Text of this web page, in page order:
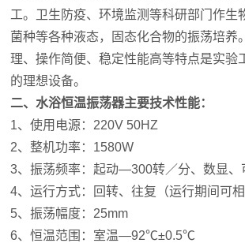
工。卫生防疫、环境监测等科研部门作生
菌种等各种液态，固态化合物的振荡培养
理、操作简便、稳定性能高等特点是实验
的理想设备。
二、水浴恒温振荡器主要技术性能：
1、使用电源：220V 50HZ
2、整机功率：1580W
3、振荡频率：起动—300转／分、数显、
4、运行方式：回转、往复（运行期间可相
5、振荡幅度：25mm
6、恒温范围：室温—92℃±0.5℃